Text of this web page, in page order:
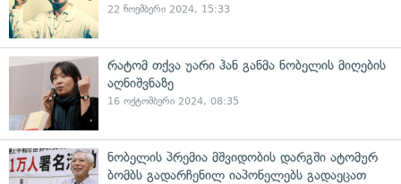
22 ნოემბერი 2024, 15:33
რატომ თქვა უარი ჰან განმა ნობელის მიღების
აღნიშვნაზე
16 ოქტომბერი 2024, 08:35
ნობელის პრემია მშვიდობის დარგში ატომურ
ბომბს გადარჩენილ იაპონელებს გადაეცათ